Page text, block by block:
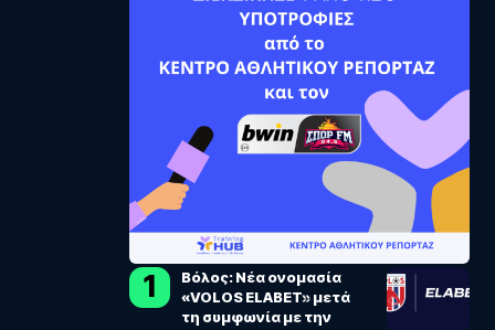
Βόλος: Νέα ονομασία
«VOLOS ELABET» μετά
τη συμφωνία με την